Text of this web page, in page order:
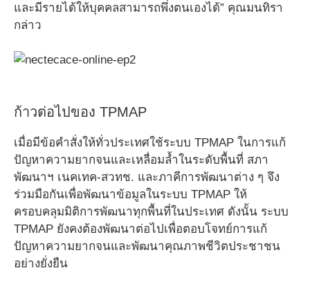
และมีรายได้ให้บุคคลสามารถพึ่งตนเองได้” คุณมนทิรา
กล่าว
ก้าวต่อไปของ TPMAP
เมื่อมีข้อคำสั่งให้ทั่วประเทศใช้ระบบ TPMAP ในการแก้
ปัญหาความยากจนและเหลื่อมล้ำในระดับพื้นที่ สภา
พัฒนาฯ เนคเทค-สวทช. และภาคีการพัฒนาต่าง ๆ จึง
ร่วมมือกันเพื่อพัฒนาข้อมูลในระบบ TPMAP ให้
ครอบคลุมมิติการพัฒนาทุกพื้นที่ในประเทศ ดังนั้น ระบบ
TPMAP ยังคงต้องพัฒนาต่อไปเพื่อตอบโจทย์การแก้
ปัญหาความยากจนและพัฒนาคุณภาพชีวิตประชาชน
อย่างยั่งยืน